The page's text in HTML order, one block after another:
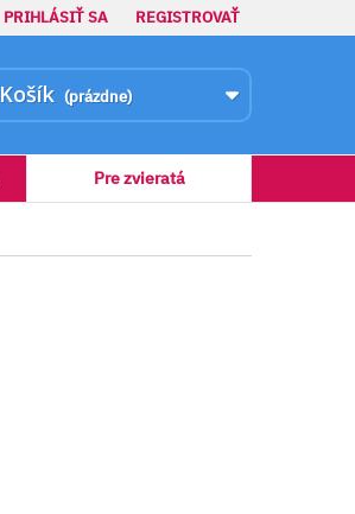
PRIHLÁSIŤ SA REGISTROVAŤ
Košík (prázdne)
Pre zvieratá